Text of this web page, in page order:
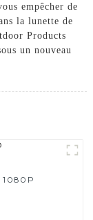
empêcher de
la lunette de
Products
un nouveau
1080P